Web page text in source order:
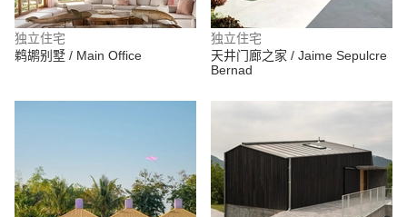
独立住宅
鹈鹕别墅 / Main Office
独立住宅
天井门廊之家 / Jaime Sepulcre
Bernad